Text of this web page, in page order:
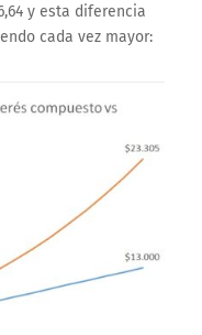
y esta diferencia
cada vez mayor: